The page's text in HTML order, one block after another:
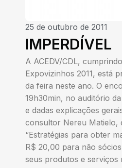
25 de outubro de 2011
IMPERDÍVEL
A ACEDV/CDL,
Expovizinhos 2011, está
da feira neste ano. O
19h30min, no auditório
e dadas explicações
consultor Nereu Matielo,
“Estratégias para obter
R$ 20,00 para não
seus produtos e serviços